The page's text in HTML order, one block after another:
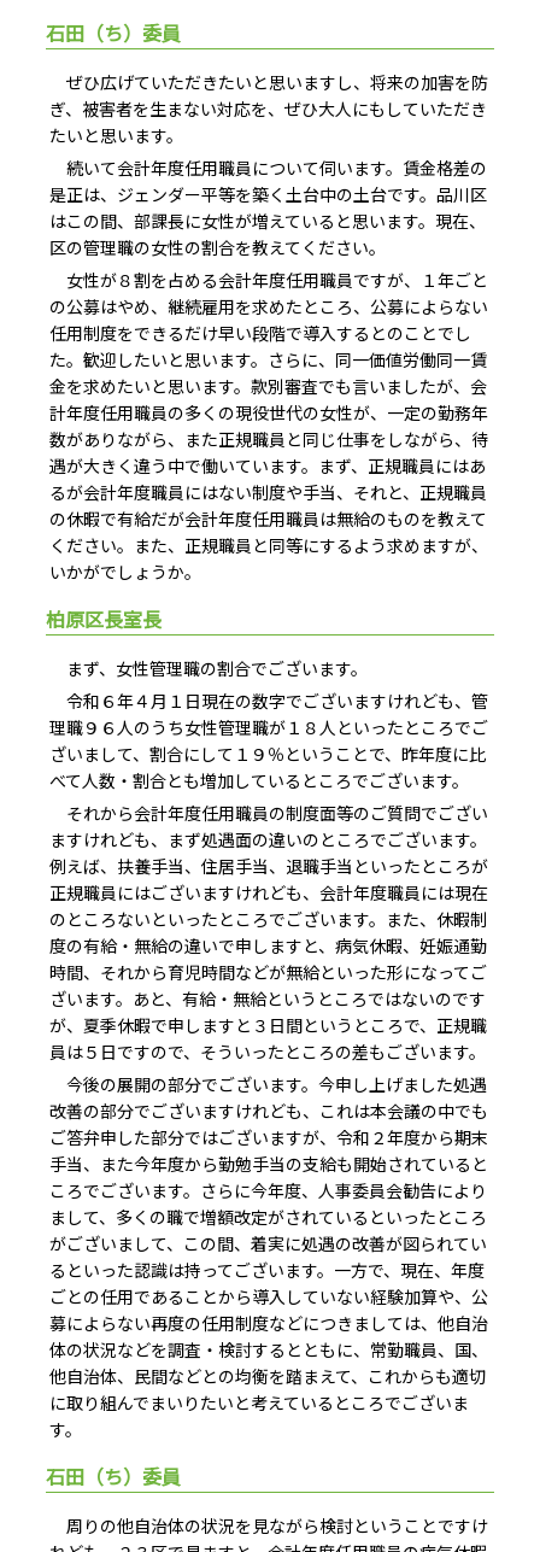
石田（ち）委員
ぜひ広げていただきたいと思いますし、将来の加害を防
ぎ、被害者を生まない対応を、ぜひ大人にもしていただき
たいと思います。
続いて会計年度任用職員について伺います。賃金格差の
是正は、ジェンダー平等を築く土台中の土台です。品川区
はこの間、部課長に女性が増えていると思います。現在、
区の管理職の女性の割合を教えてください。
女性が８割を占める会計年度任用職員ですが、１年ごと
の公募はやめ、継続雇用を求めたところ、公募によらない
任用制度をできるだけ早い段階で導入するとのことでし
た。歓迎したいと思います。さらに、同一価値労働同一賃
金を求めたいと思います。款別審査でも言いましたが、会
計年度任用職員の多くの現役世代の女性が、一定の勤務年
数がありながら、また正規職員と同じ仕事をしながら、待
遇が大きく違う中で働いています。まず、正規職員にはあ
るが会計年度職員にはない制度や手当、それと、正規職員
の休暇で有給だが会計年度任用職員は無給のものを教えて
ください。また、正規職員と同等にするよう求めますが、
いかがでしょうか。
柏原区長室長
まず、女性管理職の割合でございます。
令和６年４月１日現在の数字でございますけれども、管
理職９６人のうち女性管理職が１８人といったところでご
ざいまして、割合にして１９％ということで、昨年度に比
べて人数・割合とも増加しているところでございます。
それから会計年度任用職員の制度面等のご質問でござい
ますけれども、まず処遇面の違いのところでございます。
例えば、扶養手当、住居手当、退職手当といったところが
正規職員にはございますけれども、会計年度職員には現在
のところないといったところでございます。また、休暇制
度の有給・無給の違いで申しますと、病気休暇、妊娠通勤
時間、それから育児時間などが無給といった形になってご
ざいます。あと、有給・無給というところではないのです
が、夏季休暇で申しますと３日間というところで、正規職
員は５日ですので、そういったところの差もございます。
今後の展開の部分でございます。今申し上げました処遇
改善の部分でございますけれども、これは本会議の中でも
ご答弁申した部分ではございますが、令和２年度から期末
手当、また今年度から勤勉手当の支給も開始されていると
ころでございます。さらに今年度、人事委員会勧告により
まして、多くの職で増額改定がされているといったところ
がございまして、この間、着実に処遇の改善が図られてい
るといった認識は持ってございます。一方で、現在、年度
ごとの任用であることから導入していない経験加算や、公
募によらない再度の任用制度などにつきましては、他自治
体の状況などを調査・検討するとともに、常勤職員、国、
他自治体、民間などとの均衡を踏まえて、これからも適切
に取り組んでまいりたいと考えているところでございま
す。
石田（ち）委員
周りの他自治体の状況を見ながら検討ということですけ